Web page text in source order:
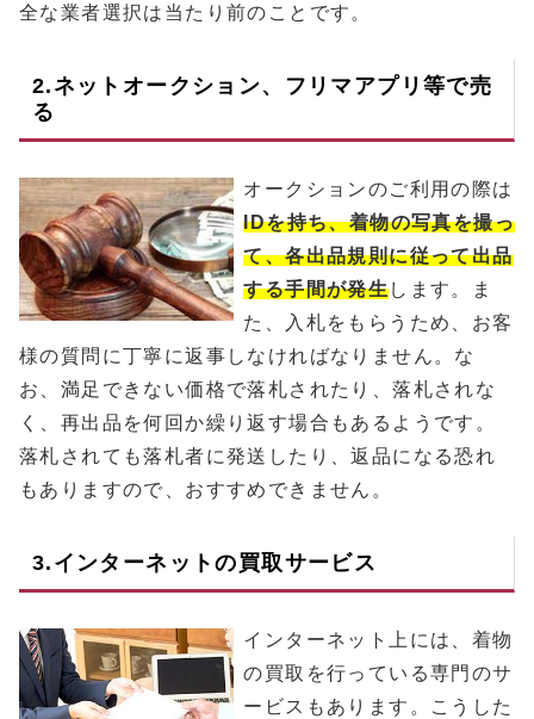
全な業者選択は当たり前のことです。
2.ネットオークション、フリマアプリ等で売
る
オークションのご利用の際は
IDを持ち、着物の写真を撮っ
て、各出品規則に従って出品
する手間が発生します。ま
た、入札をもらうため、お客
様の質問に丁寧に返事しなければなりません。な
お、満足できない価格で落札されたり、落札されな
く、再出品を何回か繰り返す場合もあるようです。
落札されても落札者に発送したり、返品になる恐れ
もありますので、おすすめできません。
3.インターネットの買取サービス
インターネット上には、着物
の買取を行っている専門のサ
ービスもあります。こうした